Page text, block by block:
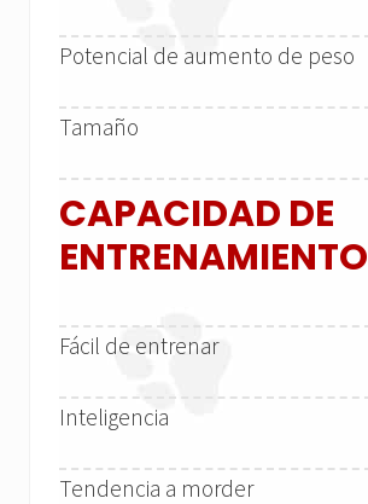
Potencial de aumento de peso
Tamaño
CAPACIDAD DE
ENTRENAMIENTO
Fácil de entrenar
Inteligencia
Tendencia a morder